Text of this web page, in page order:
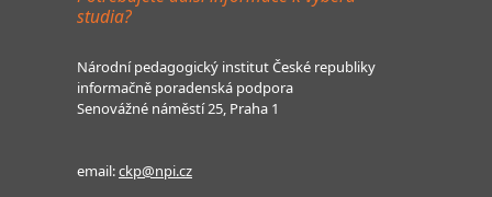
studia?
Národní pedagogický institut České republiky
informačně poradenská podpora
Senovážné náměstí 25, Praha 1
email:ckp@npi.cz